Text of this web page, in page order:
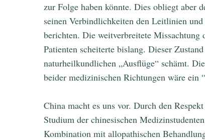
zur Folge haben könnte. Dies obliegt aber
seinen Verbindlichkeiten den Leitlinien
berichten. Die weitverbreitete
Patienten scheiterte bislang. Dieser
naturheilkundlichen „Ausflüge“ schämt.
beider medizinischen Richtungen wäre ein
China macht es uns vor. Durch den
Studium der chinesischen
Kombination mit allopathischen